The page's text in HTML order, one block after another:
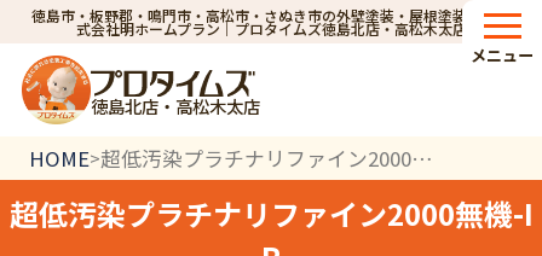
徳島市・板野郡・鳴門市・高松市・さぬき市の外壁塗装・屋根塗装なら株
式会社明ホームプラン｜プロタイムズ徳島北店・高松木太店
徳島北店・高松木太店
メニュー
HOME> 超低汚染プラチナリファイン2000無機-IR
超低汚染プラチナリファイン2000無機-I